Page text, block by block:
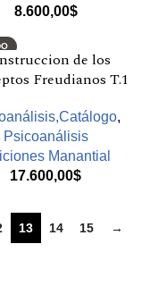
8.600,00$
de los
Freudianos T.1
,
Psicoanálisis
Manantial
17.600,00$
13 14 15 →